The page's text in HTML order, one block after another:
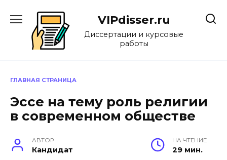
содержанию
VIPdisser.ru
Диссертации и курсовые
работы
ГЛАВНАЯ СТРАНИЦА
Эссе на тему роль религии
в современном обществе
АВТОР
Кандидат
НА ЧТЕНИЕ
29 мин.